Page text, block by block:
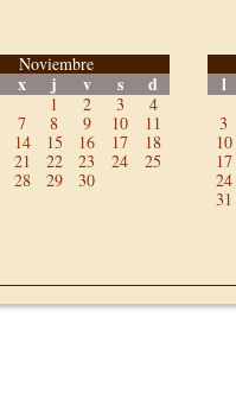
Noviembre
x j v s d
1 2 3
4
7 8 9 10
11
14 15 16 17
18
21 22 23 24
25
28 29 30
l
3
10
17
24
31